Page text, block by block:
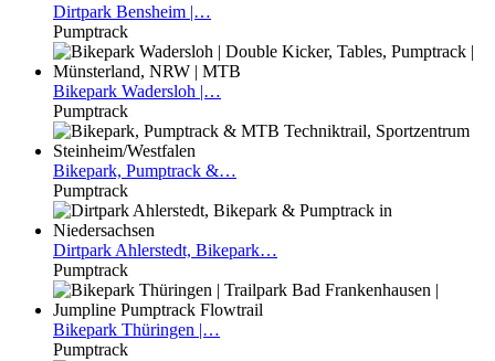
Dirtpark Bensheim |…
Pumptrack
Bikepark Wadersloh |…
Pumptrack
Bikepark, Pumptrack &…
Pumptrack
Dirtpark Ahlerstedt, Bikepark…
Pumptrack
Bikepark Thüringen |…
Pumptrack